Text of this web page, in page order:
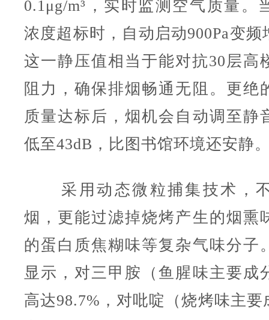
0.1μg/m³，实时监测空气质量。
浓度超标时，自动启动900Pa变
这一静压值相当于能对抗30层高
阻力，确保排烟畅通无阻。更绝
质量达标后，烟机会自动调至静
低至43dB，比图书馆环境还安静
采用动态微粒捕集技术，
烟，更能过滤掉烧烤产生的烟熏
的蛋白质焦糊味等复杂气味分子
显示，对三甲胺（鱼腥味主要成
高达98.7%，对吡啶（烧烤味主要